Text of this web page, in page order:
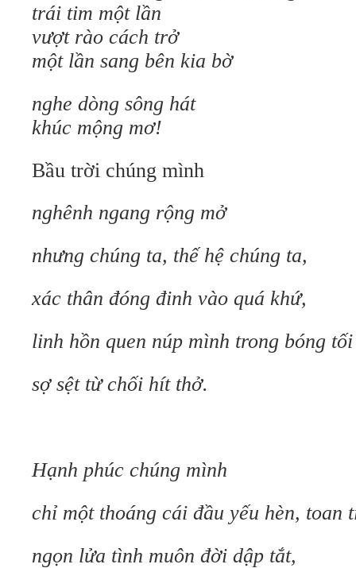
trái tim một lần
vượt rào cách trở
một lần sang bên kia bờ
nghe dòng sông hát
khúc mộng mơ!
Bầu trời chúng mình
nghênh ngang rộng mở
nhưng chúng ta, thế hệ chúng ta,
xác thân đóng đinh vào quá khứ,
linh hồn quen núp mình trong bóng tối
sợ sệt từ chối hít thở.
Hạnh phúc chúng mình
chỉ một thoáng cái đầu yếu hèn, toan
ngọn lửa tình muôn đời dập tắt,